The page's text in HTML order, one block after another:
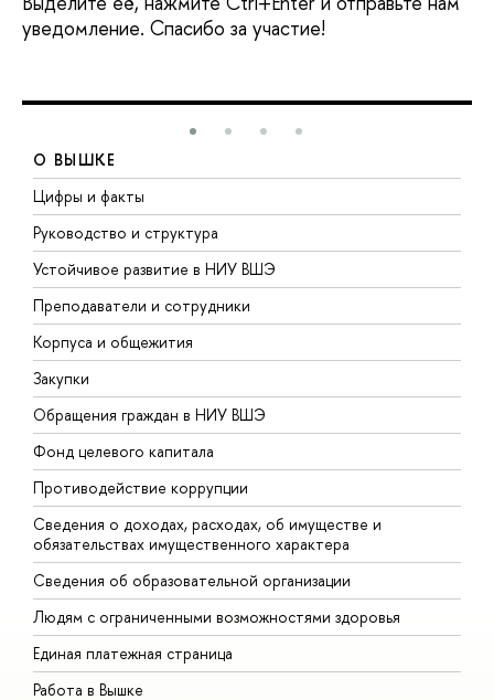
уведомление. Спасибо за участие!
О ВЫШКЕ
Цифры и факты
Руководство и структура
Устойчивое развитие в НИУ ВШЭ
Преподаватели и сотрудники
Корпуса и общежития
Закупки
Обращения граждан в НИУ ВШЭ
Фонд целевого капитала
Противодействие коррупции
Сведения о доходах, расходах, об имуществе и
обязательствах имущественного характера
Сведения об образовательной организации
Людям с ограниченными возможностями здоровья
Единая платежная страница
Работа в Вышке